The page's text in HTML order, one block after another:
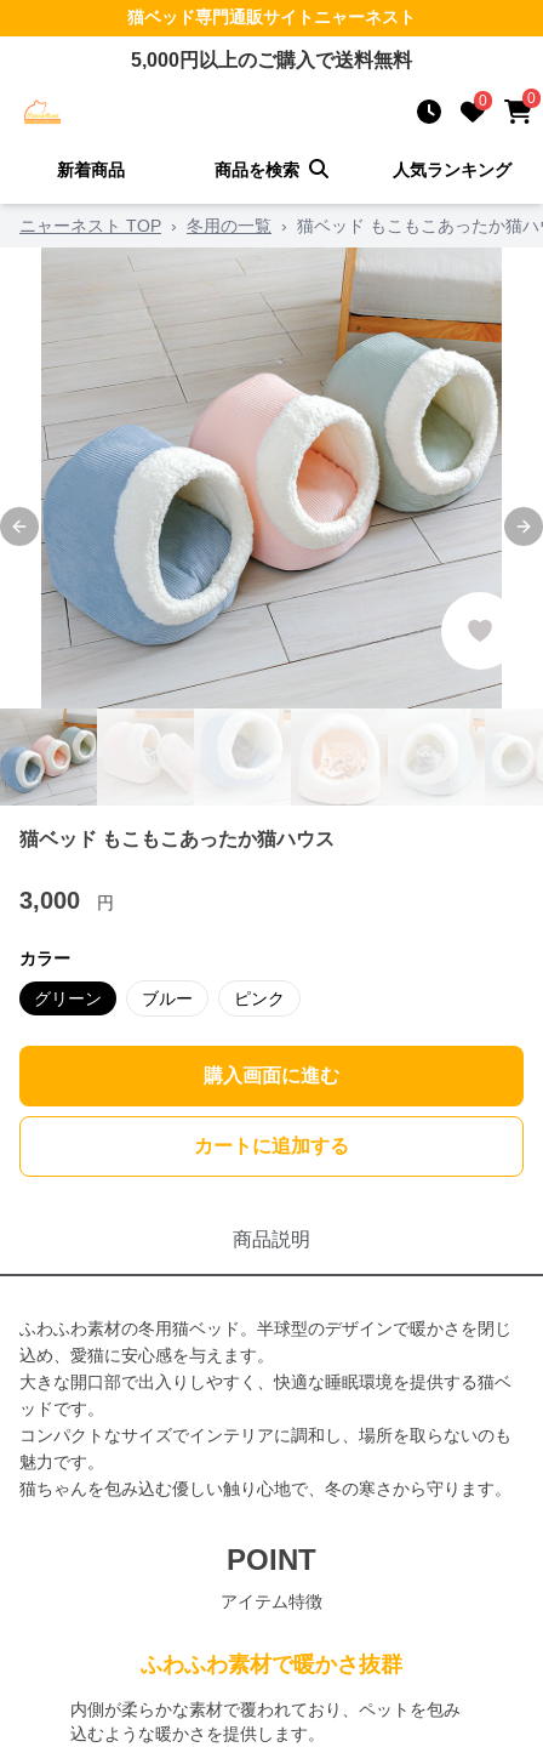
猫ベッド専門通販サイトニャーネスト
5,000円以上のご購入で送料無料
0 0
新着商品 商品を検索 人気ランキング
ニャーネスト TOP › 冬用の一覧 › 猫ベッド もこもこあったか猫ハ
Previous slide
猫ベッド もこもこあったか猫ハウス
3,000 円
カラー
グリーン ブルー ピンク
購入画面に進む
カートに追加する
商品説明
ふわふわ素材の冬用猫ベッド。半球型のデザインで暖かさを閉じ
込め、愛猫に安心感を与えます。
大きな開口部で出入りしやすく、快適な睡眠環境を提供する猫ベ
ッドです。
コンパクトなサイズでインテリアに調和し、場所を取らないのも
魅力です。
猫ちゃんを包み込む優しい触り心地で、冬の寒さから守ります。
POINT
アイテム特徴
ふわふわ素材で暖かさ抜群
内側が柔らかな素材で覆われており、ペットを包み
込むような暖かさを提供します。